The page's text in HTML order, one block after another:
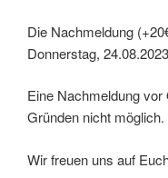
Die Nachmeldung
Donnerstag,
Eine Nachmeldung
Gründen nicht möglich.
Wir freuen uns auf